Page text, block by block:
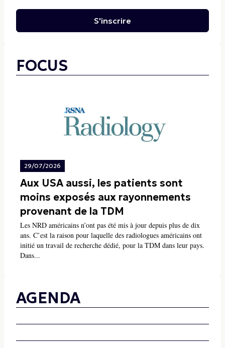
S'inscrire
FOCUS
29/07/2026
Aux USA aussi, les patients sont
moins exposés aux rayonnements
provenant de la TDM
Les NRD américains n’ont pas été mis à jour depuis plus de dix
ans. C’est la raison pour laquelle des radiologues américains ont
initié un travail de recherche dédié, pour la TDM dans leur pays.
Dans...
AGENDA